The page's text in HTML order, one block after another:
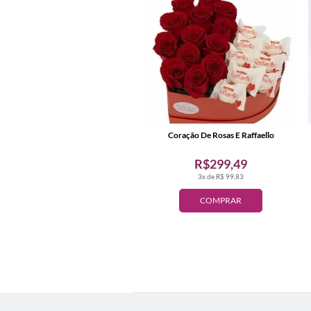
COMPRAR
3x de R$ 99,83
R$299,49
Coração De Rosas E Raffaello